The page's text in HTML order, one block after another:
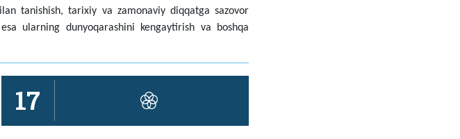
tanishish, tarixiy va zamonaviy diqqatga sazovor
ularning dunyoqarashini kengaytirish va boshqa
17